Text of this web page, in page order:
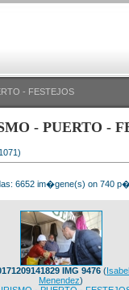
- FESTEJOS
- PUERTO -
6652 im�gene(s) on 740
IMG 9476 (Isabel
Menendez)